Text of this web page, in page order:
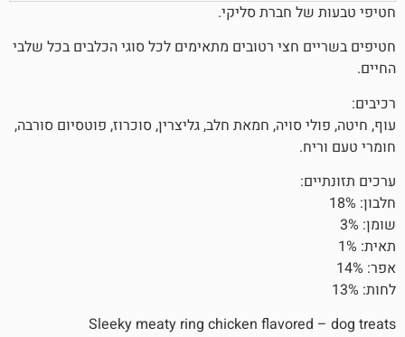
חברת סליקי.
רטובים מתאימים לכל סוגי הכלבים בכל שלבי
חמאת חלב, גליצרין, סוכרוז, פוטסיום סורבה,
Sleeky meaty ring chicken